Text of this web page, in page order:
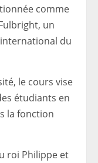
comme
un
du
le cours vise
étudiants en
la fonction
roi Philippe et